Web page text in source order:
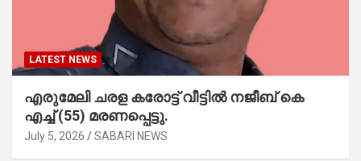
LATEST NEWS
എരുമേലി ചരള കരോട്ട് വീട്ടിൽ നജീബ് കെ
എച്ച് (55) മരണപ്പെട്ടു.
July 5, 2026 SABARI NEWS